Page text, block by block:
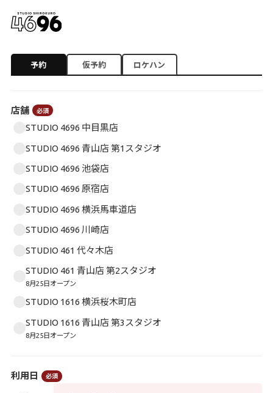
予約 仮予約 ロケハン
店舗 必須
STUDIO 4696 中目黒店
STUDIO 4696 青山店 第1スタジオ
STUDIO 4696 池袋店
STUDIO 4696 原宿店
STUDIO 4696 横浜馬車道店
STUDIO 4696 川崎店
STUDIO 461 代々木店
STUDIO 461 青山店 第2スタジオ
8月25日オープン
STUDIO 1616 横浜桜木町店
STUDIO 1616 青山店 第3スタジオ
8月25日オープン
利用日 必須